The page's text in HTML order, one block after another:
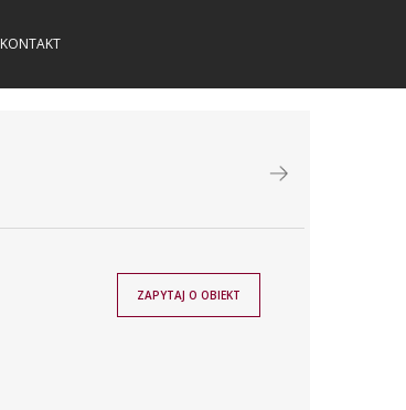
KONTAKT
ZAPYTAJ O OBIEKT